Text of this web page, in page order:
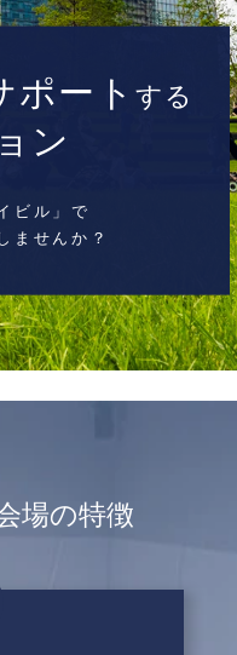
ポートする
ン
ビル」で
ませんか？
場の特徴